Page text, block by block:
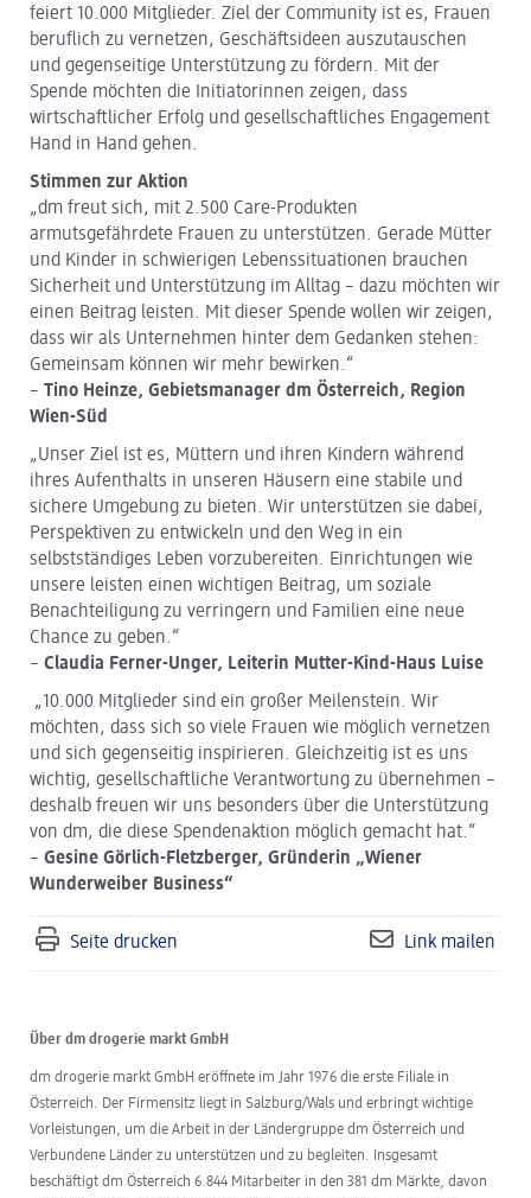
feiert 10.000 Mitglieder. Ziel der Community ist es, Frauen
beruflich zu vernetzen, Geschäftsideen auszutauschen
und gegenseitige Unterstützung zu fördern. Mit der
Spende möchten die Initiatorinnen zeigen, dass
wirtschaftlicher Erfolg und gesellschaftliches Engagement
Hand in Hand gehen.
Stimmen zur Aktion
„dm freut sich, mit 2.500 Care-Produkten
armutsgefährdete Frauen zu unterstützen. Gerade Mütter
und Kinder in schwierigen Lebenssituationen brauchen
Sicherheit und Unterstützung im Alltag – dazu möchten wir
einen Beitrag leisten. Mit dieser Spende wollen wir zeigen,
dass wir als Unternehmen hinter dem Gedanken stehen:
Gemeinsam können wir mehr bewirken.“
– Tino Heinze, Gebietsmanager dm Österreich, Region
Wien-Süd
„Unser Ziel ist es, Müttern und ihren Kindern während
ihres Aufenthalts in unseren Häusern eine stabile und
sichere Umgebung zu bieten. Wir unterstützen sie dabei,
Perspektiven zu entwickeln und den Weg in ein
selbstständiges Leben vorzubereiten. Einrichtungen wie
unsere leisten einen wichtigen Beitrag, um soziale
Benachteiligung zu verringern und Familien eine neue
Chance zu geben.“
– Claudia Ferner-Unger, Leiterin Mutter-Kind-Haus Luise
„10.000 Mitglieder sind ein großer Meilenstein. Wir
möchten, dass sich so viele Frauen wie möglich vernetzen
und sich gegenseitig inspirieren. Gleichzeitig ist es uns
wichtig, gesellschaftliche Verantwortung zu übernehmen –
deshalb freuen wir uns besonders über die Unterstützung
von dm, die diese Spendenaktion möglich gemacht hat.“
– Gesine Görlich-Fletzberger, Gründerin „Wiener
Wunderweiber Business“
Seite drucken Link mailen
Über dm drogerie markt GmbH
dm drogerie markt GmbH eröffnete im Jahr 1976 die erste Filiale in
Österreich. Der Firmensitz liegt in Salzburg/Wals und erbringt wichtige
Vorleistungen, um die Arbeit in der Ländergruppe dm Österreich und
Verbundene Länder zu unterstützen und zu begleiten. Insgesamt
beschäftigt dm Österreich 6.844 Mitarbeiter in den 381 dm Märkte, davon